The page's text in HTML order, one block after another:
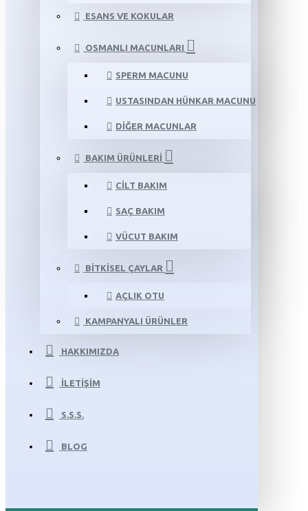
ESANS VE KOKULAR
OSMANLI MACUNLARI
SPERM MACUNU
USTASINDAN HÜNKAR MACUNU
DIĞER MACUNLAR
BAKIM ÜRÜNLERI
CILT BAKIM
SAÇ BAKIM
VÜCUT BAKIM
BITKISEL ÇAYLAR
AÇLIK OTU
KAMPANYALI ÜRÜNLER
HAKKIMIZDA
İLETIŞIM
S.S.S.
BLOG